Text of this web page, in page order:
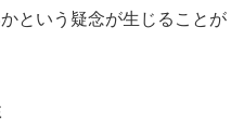
という疑念が生じることが